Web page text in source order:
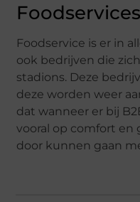
Foodservice is er in
ook bedrijven die
stadions. Deze
deze worden weer
dat wanneer er bij
vooral op comfort en
door kunnen gaan